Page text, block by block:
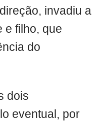
invadiu a
e filho, que
do
dois
eventual, por